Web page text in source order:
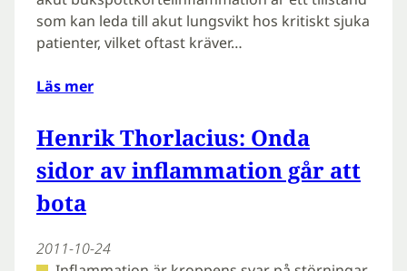
som kan leda till akut lungsvikt hos kritiskt sjuka
patienter, vilket oftast kräver…
Läs mer
Henrik Thorlacius: Onda
sidor av inflammation går att
bota
2011-10-24